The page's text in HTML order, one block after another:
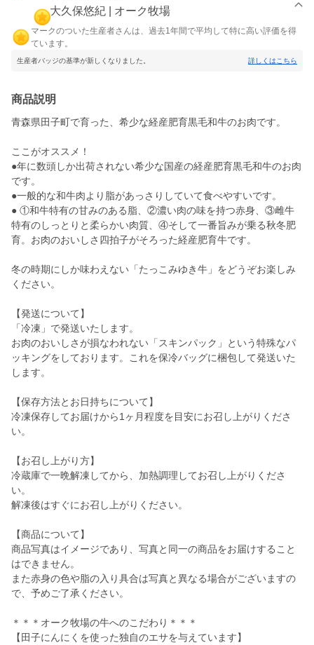
大久保悠紀 | オーク牧場
マークのついた生産者さんは、過去1年間で平均して特に高い評価を得
ています。
生産者バッジの基準が新しくなりました。 詳しくはこちら
商品説明
青森県田子町で育った、希少な経産肥育黒毛和牛のお肉です。
ここがオススメ！
●年に数頭しか出荷されない希少な国産の経産肥育黒毛和牛のお肉
です。
●一般的な和牛肉より脂があっさりしていて食べやすいです。
● ①和牛特有の甘みのある脂、②濃い肉の味を持つ赤身、③雌牛
特有のしっとりと柔らかい肉質、④そして一番旨みが乗る秋冬肥
育。お肉のおいしさ四拍子がそろった経産肥育牛です。
冬の時期にしか味わえない「たっこみゆき牛」をどうぞお楽しみ
ください。
【発送について】
「冷凍」で発送いたします。
お肉のおいしさが損なわれない「スキンパック」という特殊なパ
ッキングをしております。これを保冷バッグに梱包して発送いた
します。
【保存方法とお日持ちについて】
冷凍保存してお届けから1ヶ月程度を目安にお召し上がりくださ
い。
【お召し上がり方】
冷蔵庫で一晩解凍してから、加熱調理してお召し上がりくださ
い。
解凍後はすぐにお召し上がりください。
【商品について】
商品写真はイメージであり、写真と同一の商品をお届けすること
はできません。
また赤身の色や脂の入り具合は写真と異なる場合がございますの
で、予めご了承ください。
＊＊＊オーク牧場の牛へのこだわり＊＊＊
【田子にんにくを使った独自のエサを与えています】